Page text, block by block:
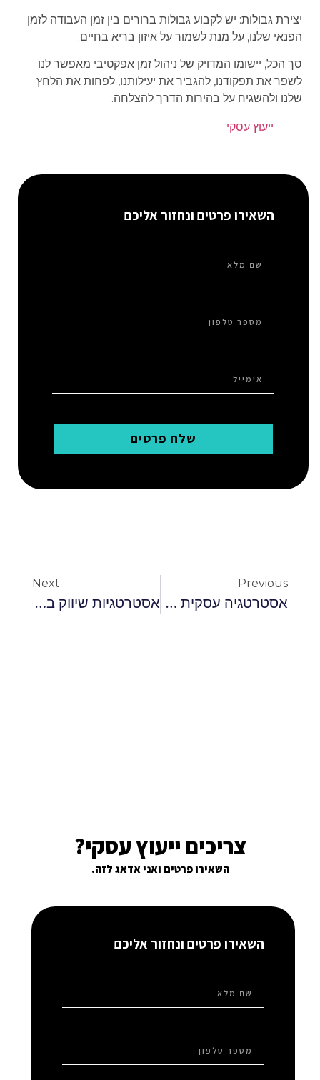
יצירת גבולות: יש לקבוע גבולות ברורים בין זמן העבודה לזמן
הפנאי שלנו, על מנת לשמור על איזון בריא בחיים.
סך הכל, יישומו המדויק של ניהול זמן אפקטיבי מאפשר לנו
לשפר את תפקודנו, להגביר את יעילותנו, לפחות את הלחץ
שלנו ולהשגיח על בהירות הדרך להצלחה.
ייעוץ עסקי
השאירו פרטים ונחזור אליכם
שלח פרטים
Previous
אסטרטגיה עסקית מחודשת
Next
אסטרטגיות שיווק ברשתות חברתיות
צריכים ייעוץ עסקי?
השאירו פרטים ואני אדאג לזה.
השאירו פרטים ונחזור אליכם